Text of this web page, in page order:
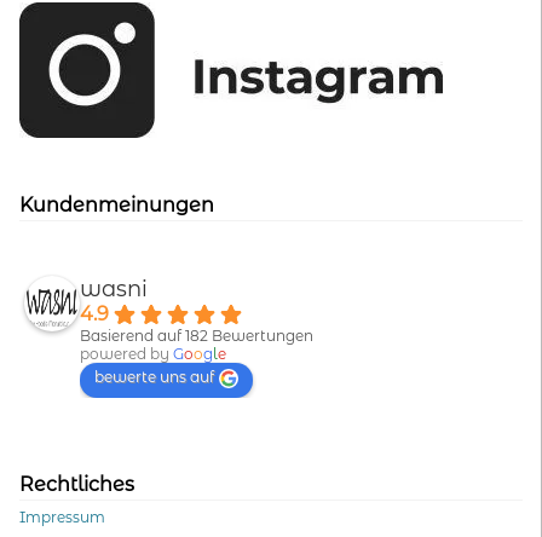
Kundenmeinungen
wasni
4.9
Basierend auf 182 Bewertungen
powered by Goog le
bewerte uns auf
Rechtliches
Impressum